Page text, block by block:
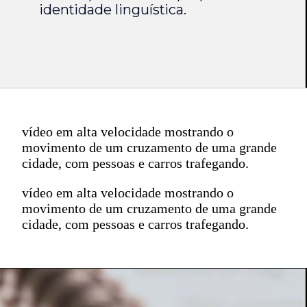
identidade linguística.
vídeo em alta velocidade mostrando o
movimento de um cruzamento de uma grande
cidade, com pessoas e carros trafegando.
vídeo em alta velocidade mostrando o
movimento de um cruzamento de uma grande
cidade, com pessoas e carros trafegando.